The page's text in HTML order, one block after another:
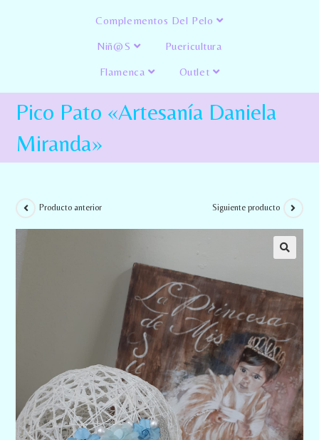
Complementos Del Pelo
Niñ@s Puericultura
Flamenca Outlet
Pico Pato «Artesanía Daniela
Miranda»
Producto anterior Siguiente producto